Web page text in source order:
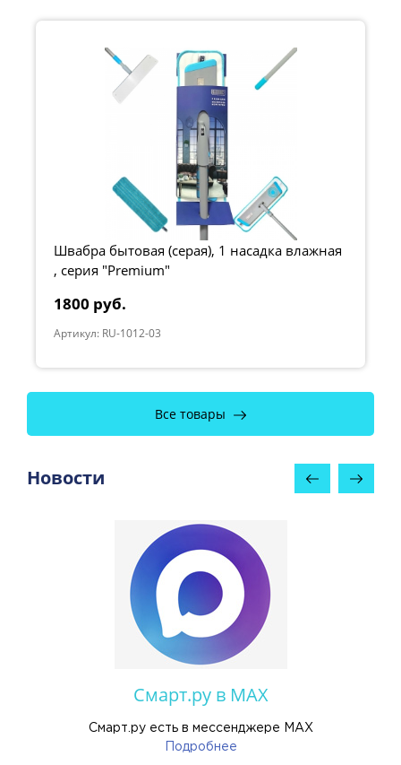
Швабра бытовая (серая), 1 насадка влажная
, серия "Premium"
1800 руб.
Артикул: RU-1012-03
Все товары
Новости
Смарт.ру в MAX
Смарт.ру есть в мессенджере MAX
Подробнее